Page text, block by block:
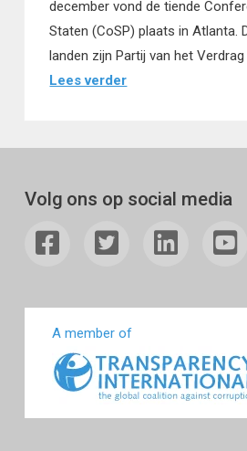
december vond de tiende
Staten (CoSP) plaats in Atlanta.
landen zijn Partij van het
Lees verder
Volg ons op social media
A member of